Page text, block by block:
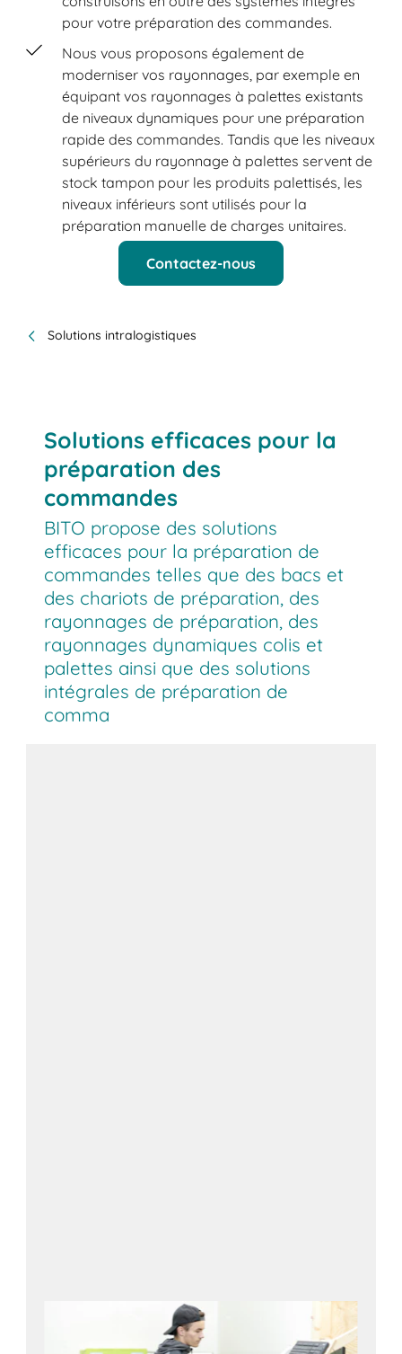
pour votre préparation des commandes.
Nous vous proposons également de
moderniser vos rayonnages, par exemple en
équipant vos rayonnages à palettes existants
de niveaux dynamiques pour une préparation
rapide des commandes. Tandis que les niveaux
supérieurs du rayonnage à palettes servent de
stock tampon pour les produits palettisés, les
niveaux inférieurs sont utilisés pour la
préparation manuelle de charges unitaires.
Contactez-nous
Solutions intralogistiques
Solutions efficaces pour la
préparation des
commandes
BITO propose des solutions
efficaces pour la préparation de
commandes telles que des bacs et
des chariots de préparation, des
rayonnages de préparation, des
rayonnages dynamiques colis et
palettes ainsi que des solutions
intégrales de préparation de
comma